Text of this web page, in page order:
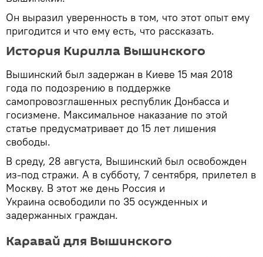
Он выразил уверенность в том, что этот опыт ему
пригодится и что ему есть, что рассказать.
История Кирилла Вышинского
Вышинский был задержан в Киеве 15 мая 2018
года по подозрению в поддержке
самопровозглашенных республик Донбасса и
госизмене. Максимальное наказание по этой
статье предусматривает до 15 лет лишения
свободы.
В среду, 28 августа, Вышинский был освобожден
из-под стражи. А в субботу, 7 сентября, прилетел в
Москву. В этот же день Россия и
Украина освободили по 35 осужденных и
задержанных граждан.
Каравай для Вышинского